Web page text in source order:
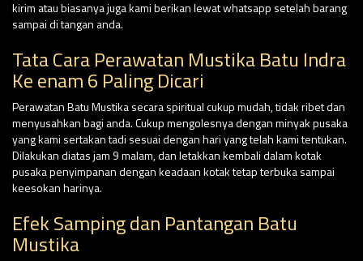
kirim atau biasanya juga kami berikan lewat whatsapp setelah barang
sampai di tangan anda.
Tata Cara Perawatan Mustika Batu Indra
Ke enam 6 Paling Dicari
Perawatan Batu Mustika secara spiritual cukup mudah, tidak ribet dan
menyusahkan bagi anda. Cukup mengolesnya dengan minyak pusaka
yang kami sertakan tadi sesuai dengan hari yang telah kami tentukan.
Dilakukan diatas jam 9 malam, dan letakkan kembali dalam kotak
pusaka penyimpanan dengan keadaan kotak tetap terbuka sampai
keesokan harinya.
Efek Samping dan Pantangan Batu
Mustika